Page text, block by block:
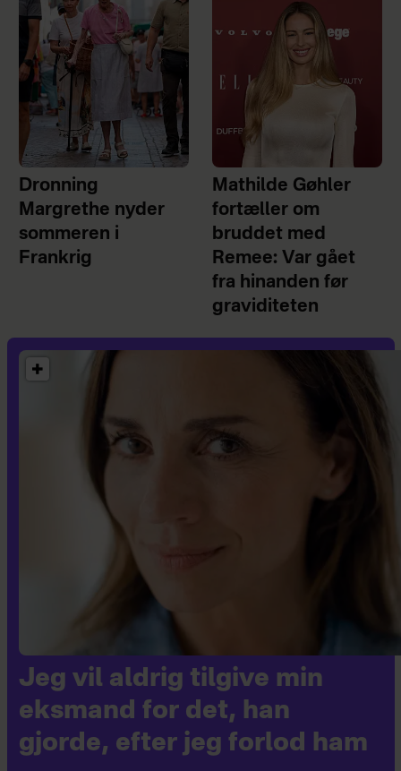
Dronning
Margrethe nyder
sommeren i
Frankrig
Mathilde Gøhler
fortæller om
bruddet med
Remee: Var gået
fra hinanden før
graviditeten
Jeg vil aldrig tilgive min
eksmand for det, han
gjorde, efter jeg forlod ham